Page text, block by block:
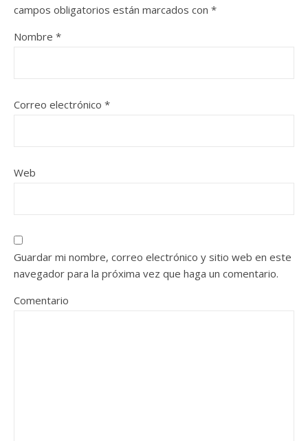
campos obligatorios están marcados con *
Nombre *
Correo electrónico *
Web
Guardar mi nombre, correo electrónico y sitio web en este
navegador para la próxima vez que haga un comentario.
Comentario